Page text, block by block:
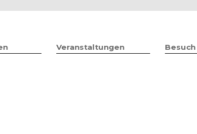
Veranstaltungen Besuch